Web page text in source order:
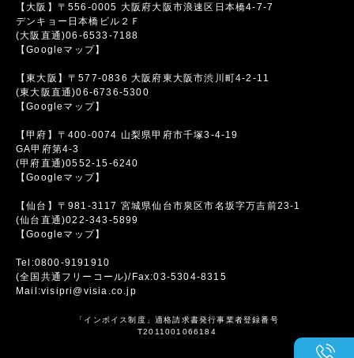
【大阪】〒556-0005 大阪府大阪市浪速区日本橋4-7-7
デンキョー日本橋ビル２Ｆ
(大阪直通)06-6533-7188
【Googleマップ】
【東大阪】〒577-0836 大阪府東大阪市渋川町4-2-11
(東大阪直通)06-6736-5300
【Googleマップ】
【甲府】〒400-0074 山梨県甲府市千塚3-4-19
GA甲府第4-3
(甲府直通)0552-15-6240
【Googleマップ】
【仙台】〒981-3117 宮城県仙台市泉区市名坂字万吉前23-1
(仙台直通)022-343-5899
【Googleマップ】
Tel:0800-9191910
(全国共通フリーコール)/Fax:03-5304-8315
Mail:visipri@visia.co.jp
「インボイス制度」適格請求書発行事業者登録番号
T2011001066184